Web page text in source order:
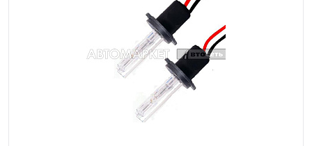
В наличии